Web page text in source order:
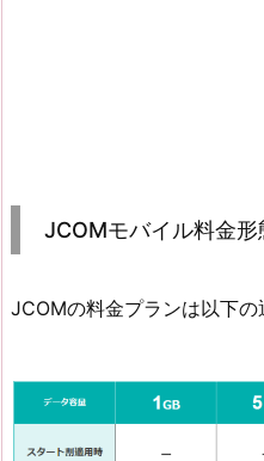
JCOMモバイル料金形
JCOMの料金プランは以下